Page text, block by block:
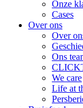
Onze
Cases
Over ons
Over
Ons
We care
Life at